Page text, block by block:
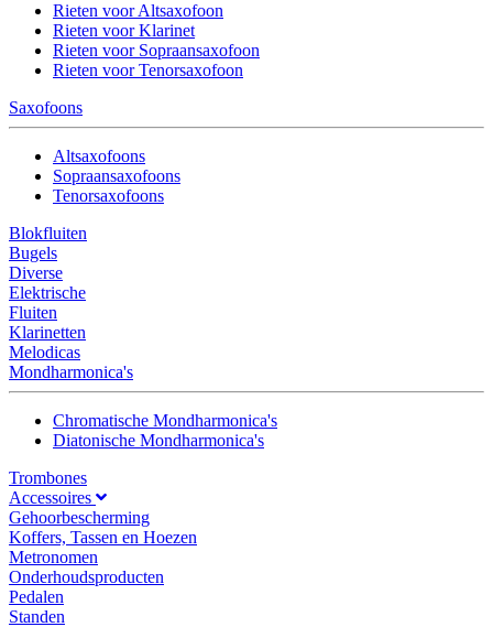
Rieten voor Altsaxofoon
Rieten voor Klarinet
Rieten voor Sopraansaxofoon
Rieten voor Tenorsaxofoon
Saxofoons
Altsaxofoons
Sopraansaxofoons
Tenorsaxofoons
Blokfluiten
Bugels
Diverse
Elektrische
Fluiten
Klarinetten
Melodicas
Mondharmonica's
Chromatische Mondharmonica's
Diatonische Mondharmonica's
Trombones
Accessoires
Gehoorbescherming
Koffers, Tassen en Hoezen
Metronomen
Onderhoudsproducten
Pedalen
Standen